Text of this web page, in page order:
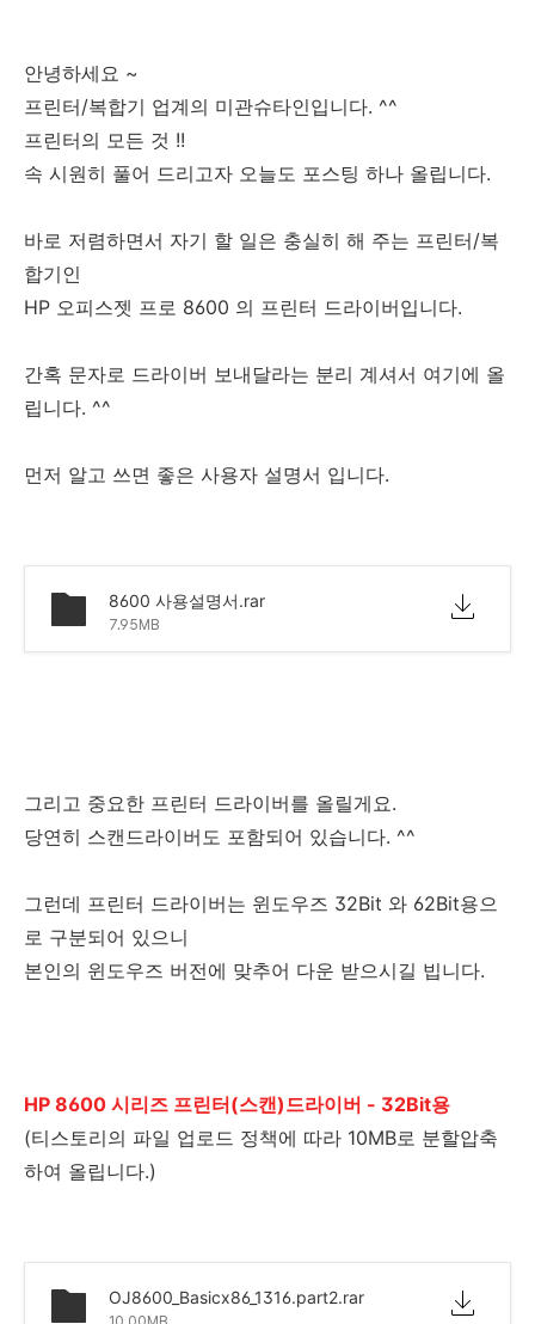
안녕하세요 ~
프린터/복합기 업계의 미관슈타인입니다. ^^
프린터의 모든 것 !!
속 시원히 풀어 드리고자 오늘도 포스팅 하나 올립니다.
바로 저렴하면서 자기 할 일은 충실히 해 주는 프린터/복
합기인
HP 오피스젯 프로 8600 의 프린터 드라이버입니다.
간혹 문자로 드라이버 보내달라는 분리 계셔서 여기에 올
립니다. ^^
먼저 알고 쓰면 좋은 사용자 설명서 입니다.
8600 사용설명서.rar
7.95MB
그리고 중요한 프린터 드라이버를 올릴게요.
당연히 스캔드라이버도 포함되어 있습니다. ^^
그런데 프린터 드라이버는 윈도우즈 32Bit 와 62Bit용으
로 구분되어 있으니
본인의 윈도우즈 버전에 맞추어 다운 받으시길 빕니다.
HP 8600 시리즈 프린터(스캔)드라이버 - 32Bit용
(티스토리의 파일 업로드 정책에 따라 10MB로 분할압축
하여 올립니다.)
OJ8600_Basicx86_1316.part2.rar